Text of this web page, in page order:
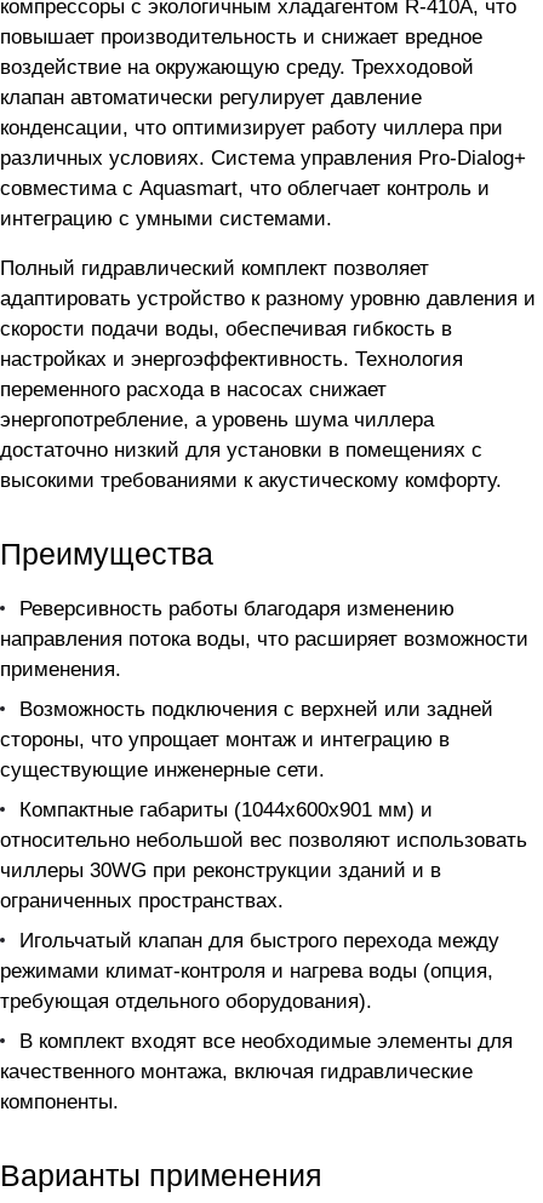
компрессоры с экологичным хладагентом R-410A, что
повышает производительность и снижает вредное
воздействие на окружающую среду. Трехходовой
клапан автоматически регулирует давление
конденсации, что оптимизирует работу чиллера при
различных условиях. Система управления Pro-Dialog+
совместима с Aquasmart, что облегчает контроль и
интеграцию с умными системами.
Полный гидравлический комплект позволяет
адаптировать устройство к разному уровню давления и
скорости подачи воды, обеспечивая гибкость в
настройках и энергоэффективность. Технология
переменного расхода в насосах снижает
энергопотребление, а уровень шума чиллера
достаточно низкий для установки в помещениях с
высокими требованиями к акустическому комфорту.
Преимущества
Реверсивность работы благодаря изменению
направления потока воды, что расширяет возможности
применения.
Возможность подключения с верхней или задней
стороны, что упрощает монтаж и интеграцию в
существующие инженерные сети.
Компактные габариты (1044х600х901 мм) и
относительно небольшой вес позволяют использовать
чиллеры 30WG при реконструкции зданий и в
ограниченных пространствах.
Игольчатый клапан для быстрого перехода между
режимами климат-контроля и нагрева воды (опция,
требующая отдельного оборудования).
В комплект входят все необходимые элементы для
качественного монтажа, включая гидравлические
компоненты.
Варианты применения